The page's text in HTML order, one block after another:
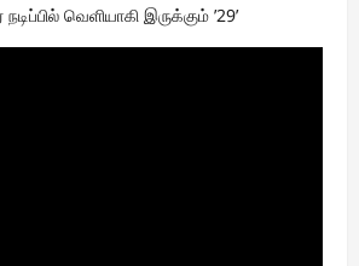
வெளியாகி இருக்கும் ’29’